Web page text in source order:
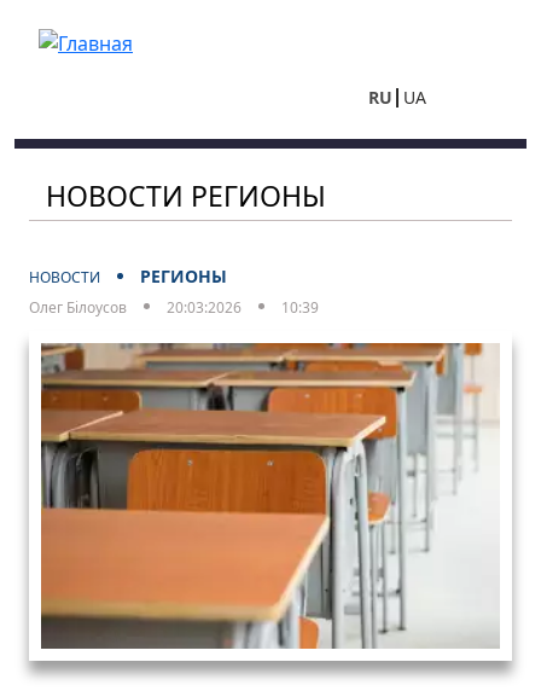
RU UA
НОВОСТИ РЕГИОНЫ
НОВОСТИ РЕГИОНЫ
Олег Білоусов 20:03:2026 10:39